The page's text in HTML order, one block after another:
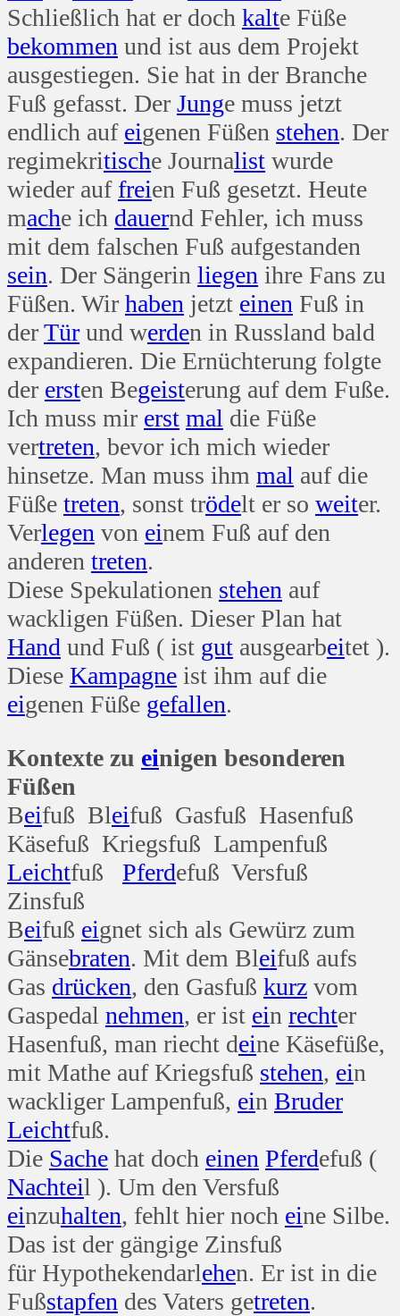
Schließlich hat er doch kalte Füße
bekommen und ist aus dem Projekt
ausgestiegen. Sie hat in der Branche
Fuß gefasst. Der Junge muss jetzt
endlich auf eigenen Füßen stehen. Der
regimekritische Journalist wurde
wieder auf freien Fuß gesetzt. Heute
mache ich dauernd Fehler, ich muss
mit dem falschen Fuß aufgestanden
sein. Der Sängerin liegen ihre Fans zu
Füßen. Wir haben jetzt einen Fuß in
derTür und werden in Russland bald
expandieren. Die Ernüchterung folgte
der ersten Begeisterung auf dem Fuße.
Ich muss mir erst mal die Füße
vertreten, bevor ich mich wieder
hinsetze. Man muss ihm mal auf die
Füße treten, sonst trödelt er so weiter.
Verlegen von einem Fuß auf den
anderen treten.
Diese Spekulationen stehen auf
wackligen Füßen. Dieser Plan hat
Hand und Fuß ( ist gut ausgearbeitet ).
Diese Kampagne ist ihm auf die
eigenen Füße gefallen.
Kontexte zu einigen besonderen
Füßen
Beifuß Bleifuß Gasfuß Hasenfuß
Käsefuß Kriegsfuß Lampenfuß
Leichtfuß Pferdefuß Versfuß
Zinsfuß
Beifuß eignet sich als Gewürz zum
Gänsebraten. Mit dem Bleifuß aufs
Gas drücken, den Gasfuß kurz vom
Gaspedal nehmen, er ist ein rechter
Hasenfuß, man riecht deine Käsefüße,
mit Mathe auf Kriegsfuß stehen, ein
wackliger Lampenfuß, ein Bruder
Leichtfuß.
Die Sache hat doch einen Pferdefuß (
Nachteil ). Um den Versfuß
einzuhalten, fehlt hier noch eine Silbe.
Das ist der gängige Zinsfuß
für Hypothekendarlehen. Er ist in die
Fußstapfen des Vaters getreten.